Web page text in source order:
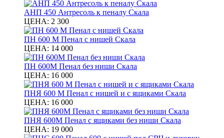
АНП 450 Антресоль к пеналу Скала
ЦЕНА: 2 300
ПН 600 М Пенал с нишей Скала
ЦЕНА: 14 000
ПН 600М Пенал без ниши Скала
ЦЕНА: 16 000
ПНЯ 600 М Пенал с нишей и с ящиками Скала
ЦЕНА: 16 000
ПНЯ 600М Пенал с ящиками без ниши Скала
ЦЕНА: 19 000